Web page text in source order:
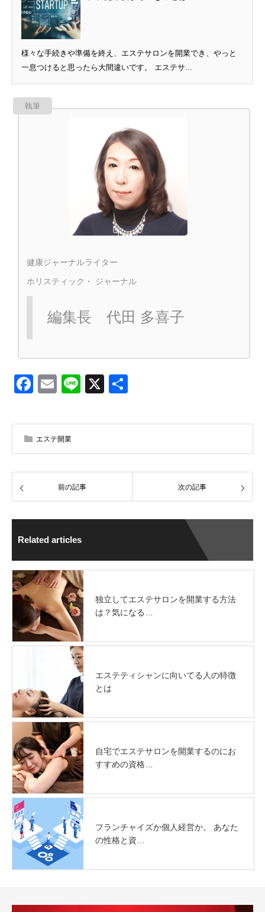
様々な手続きや準備を終え、エステサロンを開業でき、やっと
一息つけると思ったら大間違いです。 エステサ...
執筆
健康ジャーナルライター
ホリスティック・ ジャーナル
編集長 代田 多喜子
Facebook
EmailLine
X
エステ開業
前の記事 次の記事
Related articles
独立してエステサロンを開業する方法
は？気になる…
エステティシャンに向いてる人の特徴
とは
自宅でエステサロンを開業するのにお
すすめの資格…
フランチャイズか個人経営か。 あなた
の性格と資…